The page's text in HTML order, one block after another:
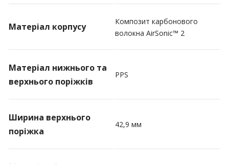
Матеріал корпусу
Композит карбонового
волокна AirSonic™ 2
Матеріал нижнього та
верхнього поріжків
PPS
Ширина верхнього
поріжка
42,9 мм